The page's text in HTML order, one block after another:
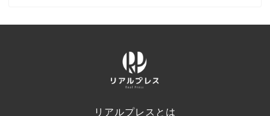
リアルプレスとは